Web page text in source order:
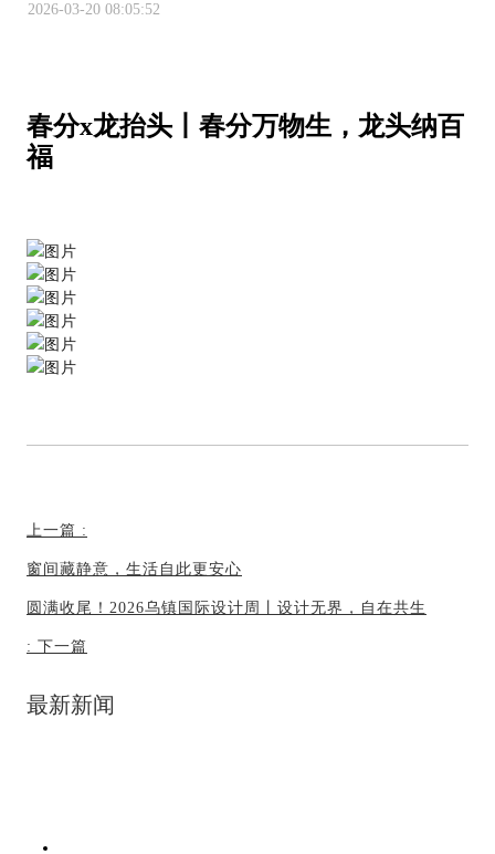
2026-03-20 08:05:52
春分x龙抬头丨春分万物生，龙头纳百
福
上一篇 :
窗间藏静意，生活自此更安心
圆满收尾！2026乌镇国际设计周丨设计无界，自在共生
: 下一篇
最新新闻